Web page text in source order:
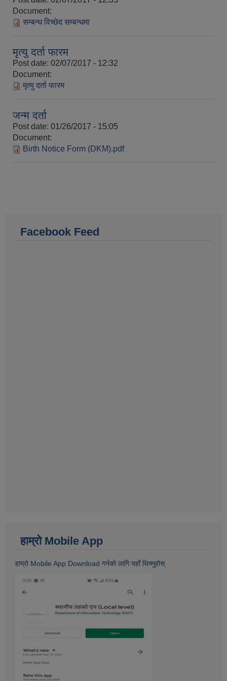
Document:
सम्बन्ध विच्छेद सम्बन्धमा
मृत्यु दर्ता फारम
Post date: 02/07/2017 - 12:32
Document:
मृत्यु दर्ता फारम
जन्म दर्ता
Post date: 01/26/2017 - 15:05
Document:
Birth Notice Form (DKM).pdf
Facebook Feed
हाम्राे Mobile App
हाम्राे Mobile App Download गर्नकाे लागि यहाँ थिच्नुहोस्‌